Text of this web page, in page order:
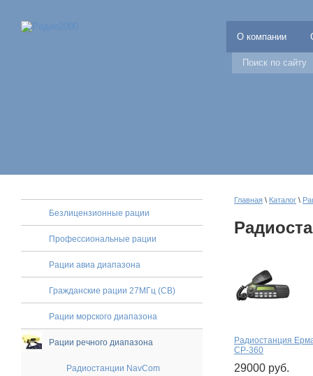
О компании
Безлицензионные рации
Профессиональные рации
Рации авиа диапазона
Гражданские рации 27МГц (CB)
Рации морского диапазона
Рации речного диапазона
Радиостанции NavCom
Главная \ Каталог \
Радиостанция
CP-360
29000 руб.